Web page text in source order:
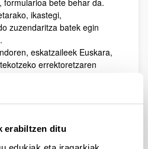
erabiltzen ditu
formularioa bete behar da.
ikastegi,
zuzendaritza batek egin
eskatzaileek Euskara,
errektoretzaren
jarriko dira
eta, hala behar balitz,